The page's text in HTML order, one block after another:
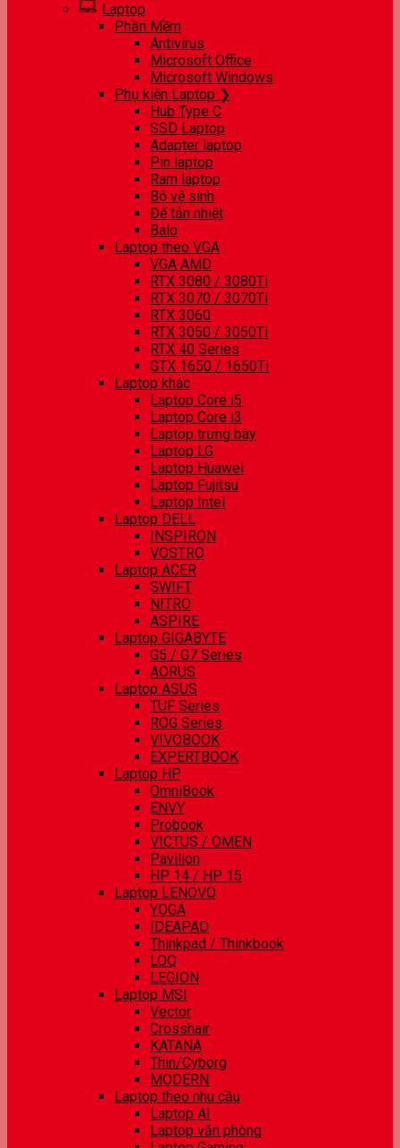
Laptop
Phần Mềm
Antivirus
Microsoft Office
Microsoft Windows
Phụ kiện Laptop ❯
Hub Type C
SSD Laptop
Adapter laptop
Pin laptop
Ram laptop
Bộ vệ sinh
Đế tản nhiệt
Balo
Laptop theo VGA
VGA AMD
RTX 3080 / 3080Ti
RTX 3070 / 3070Ti
RTX 3060
RTX 3050 / 3050Ti
RTX 40 Series
GTX 1650 / 1650Ti
Laptop khác
Laptop Core i5
Laptop Core i3
Laptop trưng bày
Laptop LG
Laptop Huawei
Laptop Fujitsu
Laptop Intel
Laptop DELL
INSPIRON
VOSTRO
Laptop ACER
SWIFT
NITRO
ASPIRE
Laptop GIGABYTE
G5 / G7 Series
AORUS
Laptop ASUS
TUF Series
ROG Series
VIVOBOOK
EXPERTBOOK
Laptop HP
OmniBook
ENVY
Probook
VICTUS / OMEN
Pavilion
HP 14 / HP 15
Laptop LENOVO
YOGA
IDEAPAD
Thinkpad / Thinkbook
LOQ
LEGION
Laptop MSI
Vector
Crosshair
KATANA
Thin/Cyborg
MODERN
Laptop theo nhu cầu
Laptop AI
Laptop văn phòng